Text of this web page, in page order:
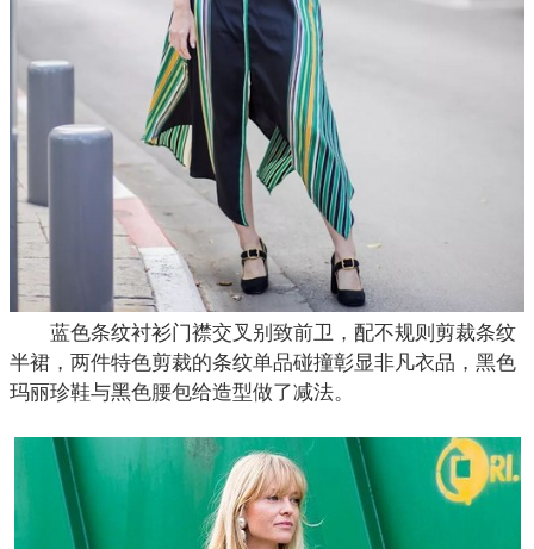
蓝色条纹衬衫门襟交叉别致前卫，配不规则剪裁条纹
半裙，两件特色剪裁的条纹单品碰撞彰显非凡衣品，黑色
玛丽珍鞋与黑色腰包给造型做了减法。